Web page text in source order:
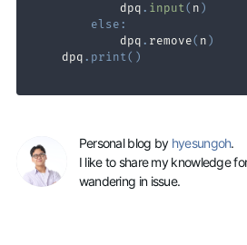
            dpq
. input( n )
else :
            dpq
. remove( n )
    dpq
. print( )
Personal blog by hyesungoh.
I like to share my knowledge
wandering in issue.